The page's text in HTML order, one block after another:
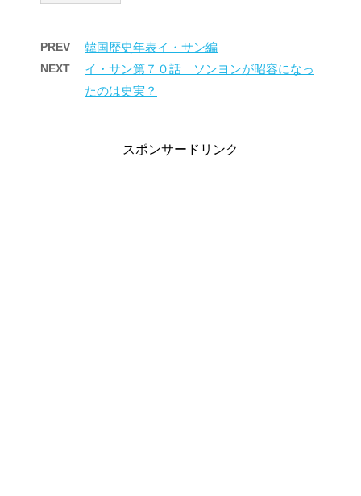
PREV 韓国歴史年表イ・サン編
NEXT
イ・サン第７０話 ソンヨンが昭容になっ
たのは史実？
スポンサードリンク